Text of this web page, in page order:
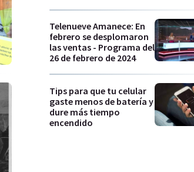
Telenueve Amanece: En
febrero se desplomaron
las ventas - Programa del
26 de febrero de 2024
Tips para que tu celular
gaste menos de batería y
dure más tiempo
encendido